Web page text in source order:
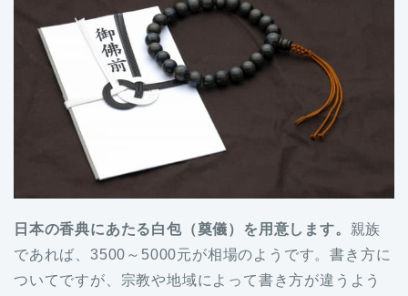
日本の香典にあたる白包（奠儀）を用意します。 親族
であれば、3500～5000元が相場のようです。書き方に
ついてですが、宗教や地域によって書き方が違うよう